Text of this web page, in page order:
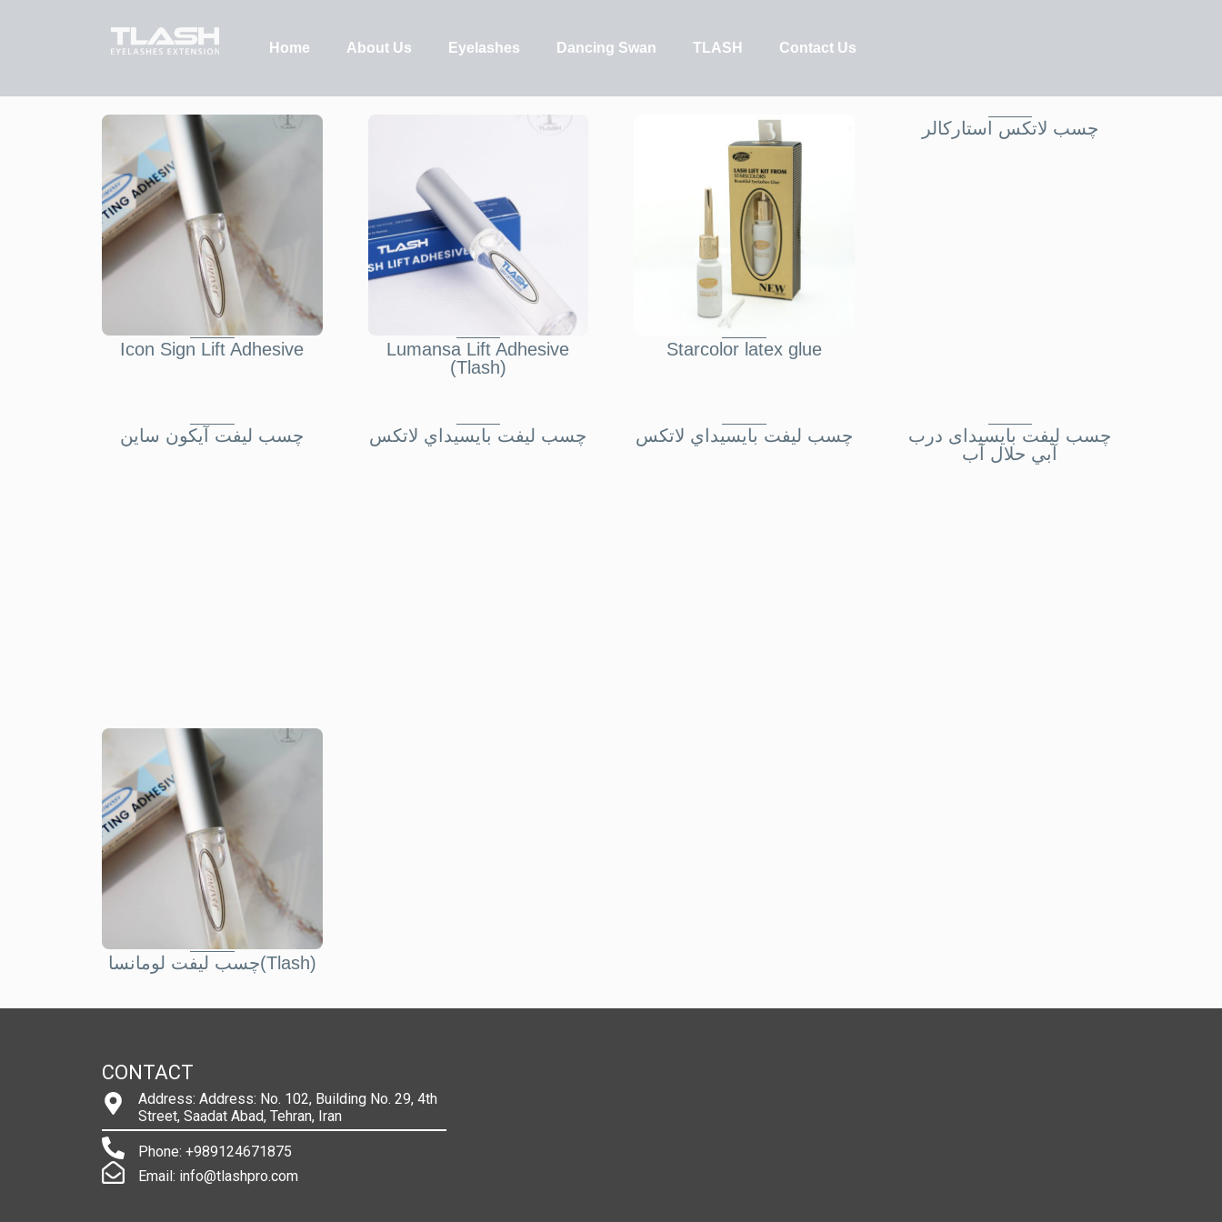
Home About Us Eyelashes Dancing Swan TLASH Contact Us
Icon Sign Lift Adhesive
Lumansa Lift Adhesive
(Tlash)
Starcolor latex glue
چسب لاتکس استارکالر
چسب ليفت آيکون ساين چسب ليفت بايسيداي لاتکس چسب ليفت بايسيداي لاتکس
چسب ليفت بايسيدای درب
آبي حلال آب
چسب ليفت لومانسا(Tlash)
CONTACT
Address: Address: No. 102, Building No. 29, 4th
Street, Saadat Abad, Tehran, Iran
Phone: +989124671875
Email: info@tlashpro.com